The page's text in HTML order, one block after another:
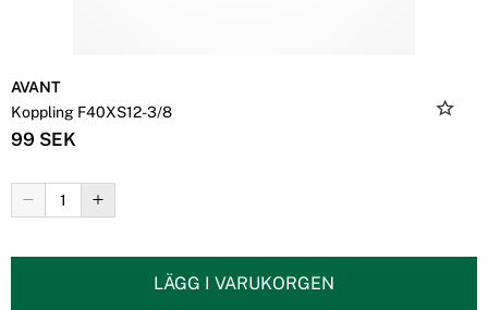
AVANT
Koppling F40XS12-3/8
99 SEK
LÄGG I VARUKORGEN